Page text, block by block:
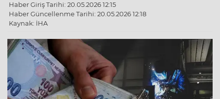
Haber Giriş Tarihi: 20.05.2026 12:15
Haber Güncellenme Tarihi: 20.05.2026 12:18
Kaynak: İHA